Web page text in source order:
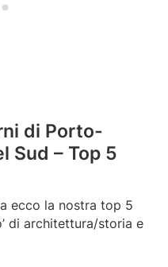
di Porto-
Sud – Top 5
ecco la nostra top 5
di architettura/storia e